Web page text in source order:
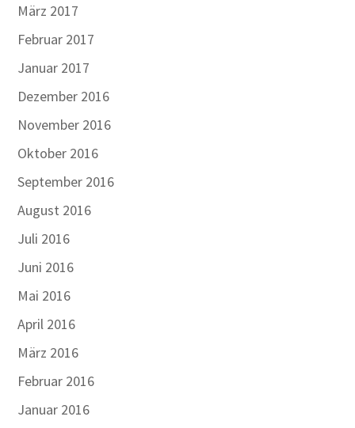
März 2017
Februar 2017
Januar 2017
Dezember 2016
November 2016
Oktober 2016
September 2016
August 2016
Juli 2016
Juni 2016
Mai 2016
April 2016
März 2016
Februar 2016
Januar 2016